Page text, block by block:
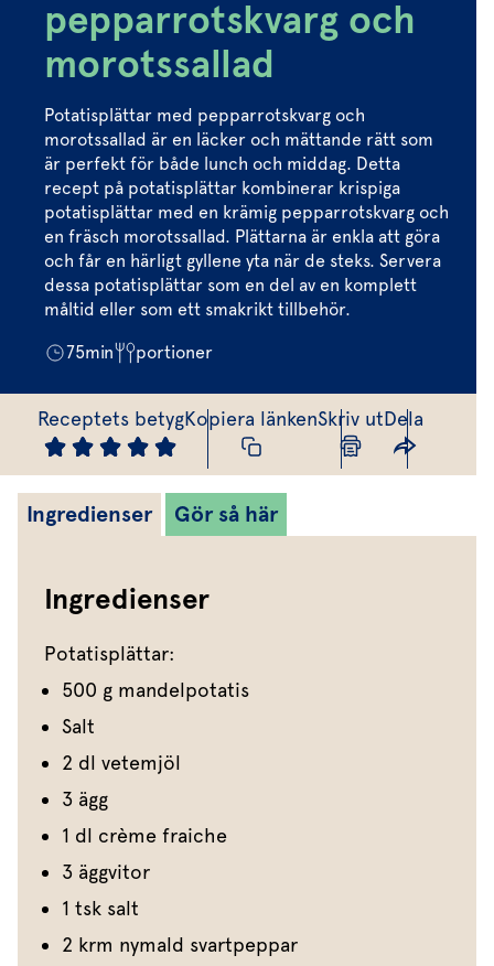
Dressing
Vinägrett
Marinad
Kryddsmör
Timjan
Allt om sallat
Vårt sortiment
Våra färska örter
Vår sallat & gröna blad
Våra mikroörter & skott
Fixa vinägretten
pepparrotskvarg och
morotssallad
Potatisplättar med pepparrotskvarg och
morotssallad är en läcker och mättande rätt som
är perfekt för både lunch och middag. Detta
recept på potatisplättar kombinerar krispiga
potatisplättar med en krämig pepparrotskvarg och
en fräsch morotssallad. Plättarna är enkla att göra
och får en härligt gyllene yta när de steks. Servera
dessa potatisplättar som en del av en komplett
måltid eller som ett smakrikt tillbehör.
75min portioner
Receptets betygKopiera länkenSkriv utDela
Ingredienser Gör så här
Ingredienser
Potatisplättar:
500 g mandelpotatis
Salt
2 dl vetemjöl
3 ägg
1 dl crème fraiche
3 äggvitor
1 tsk salt
2 krm nymald svartpeppar